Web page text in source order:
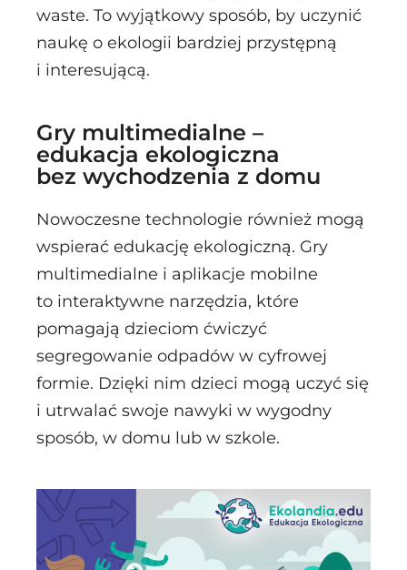
waste. To wyjątkowy sposób, by uczynić
naukę o ekologii bardziej przystępną
i interesującą.
Gry multimedialne –
edukacja ekologiczna
bez wychodzenia z domu
Nowoczesne technologie również mogą
wspierać edukację ekologiczną. Gry
multimedialne i aplikacje mobilne
to interaktywne narzędzia, które
pomagają dzieciom ćwiczyć
segregowanie odpadów w cyfrowej
formie. Dzięki nim dzieci mogą uczyć się
i utrwalać swoje nawyki w wygodny
sposób, w domu lub w szkole.